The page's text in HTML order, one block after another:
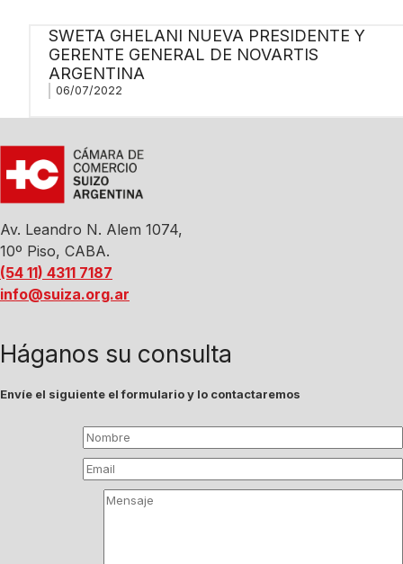
SWETA GHELANI NUEVA PRESIDENTE Y
GERENTE GENERAL DE NOVARTIS
ARGENTINA
06/07/2022
Av. Leandro N. Alem 1074,
10º Piso, CABA.
(54 11) 4311 7187
info@suiza.org.ar
Háganos su consulta
Envíe el siguiente el formulario y lo contactaremos